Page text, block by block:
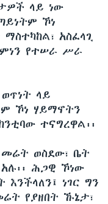
ላይ ነው
ኾነ
አስፈላጊ
የተሠራ ሥራ
ላይ
ኾነ ሃይማኖትን
ተናግረዋል፡፡
መሬት ወስደው፣ ቤት
ሕጋዊ ኾነው
ነገር ግን
የያዘበት ኹኔታ፣